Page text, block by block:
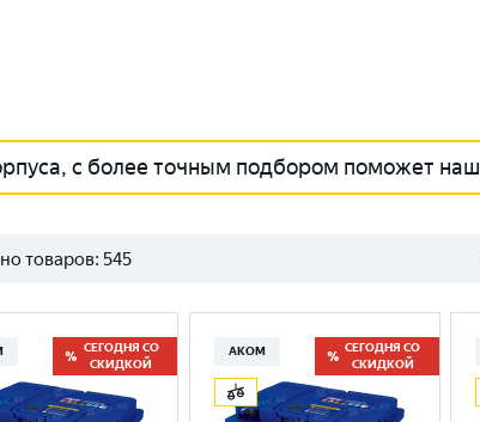
с более точным подбором поможет
товаров: 545
СЕГОДНЯ СО
СКИДКОЙ
АКОМ
СЕГОДНЯ СО
СКИДКОЙ